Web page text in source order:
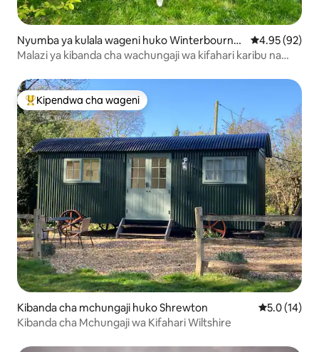
Nyumba ya kulala wageni huko Winterbourne
Stoke
Ukadiriaji wa
4.95 (92)
Malazi ya kibanda cha wachungaji wa kifahari karibu na
Kipendwa maarufu cha wageni
Kipendwa cha wageni
Kibanda cha mchungaji huko Shrewton Ukadiriaji
5.0 (14)
Kibanda cha Mchungaji wa Kifahari Wiltshire